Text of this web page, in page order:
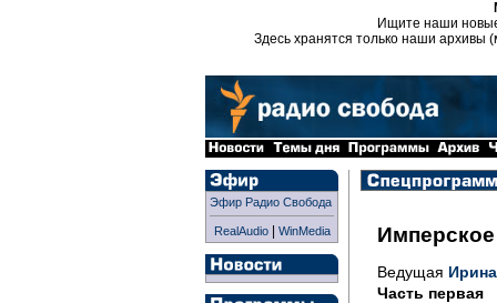
Ищите наши
Здесь хранятся только наши архивы
Эфир Радио Свобода
RealAudio| WinMedia
Ведущая
Часть первая